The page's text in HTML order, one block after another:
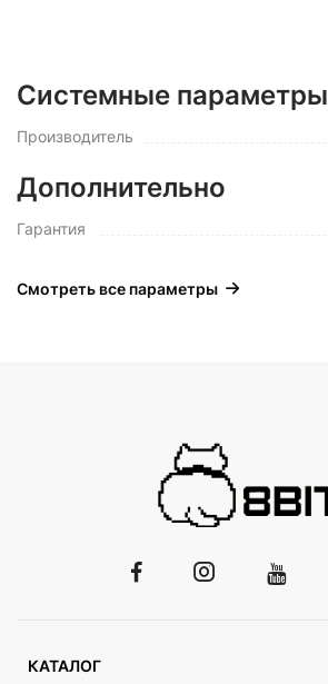
Системные параметры
Производитель
Дополнительно
Гарантия
Смотреть все параметры
КАТАЛОГ